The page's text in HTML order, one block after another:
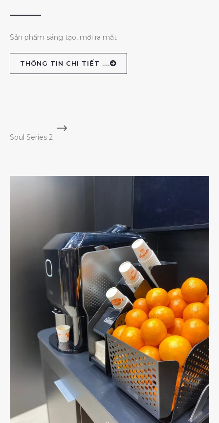
Sản phẩm sáng tạo, mới ra mắt
THÔNG TIN CHI TIẾT ....
Soul Series 2